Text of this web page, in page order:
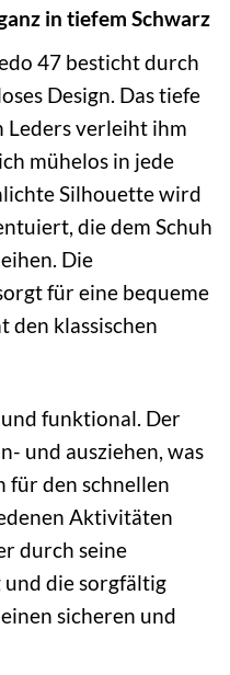
in tiefem Schwarz
47 besticht durch
Design. Das tiefe
Leders verleiht ihm
mühelos in jede
Silhouette wird
die dem Schuh
Die
für eine bequeme
den klassischen
funktional. Der
und ausziehen, was
für den schnellen
Aktivitäten
durch seine
die sorgfältig
sicheren und